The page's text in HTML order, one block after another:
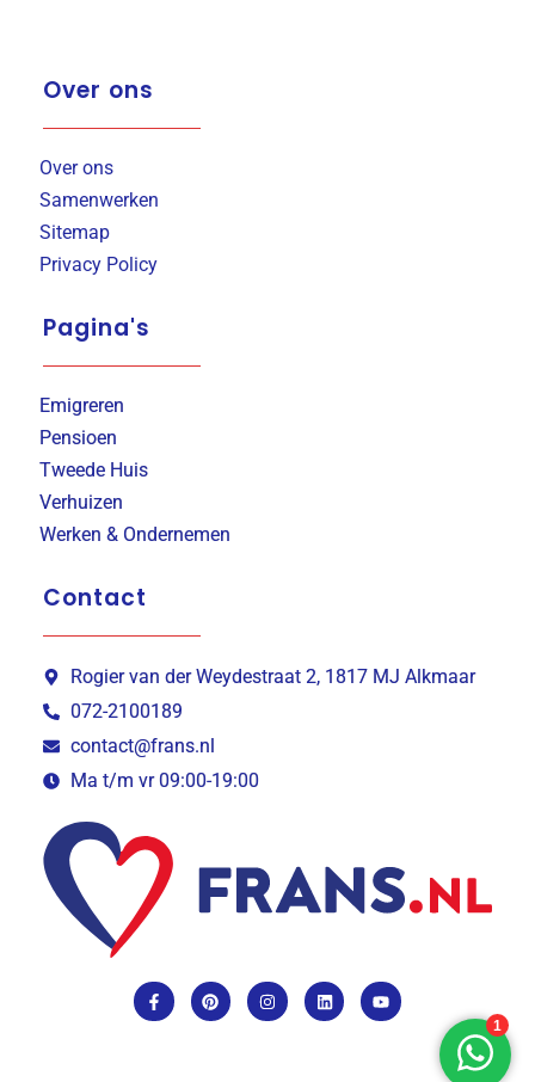
Over ons
Over ons
Samenwerken
Sitemap
Privacy Policy
Pagina's
Emigreren
Pensioen
Tweede Huis
Verhuizen
Werken & Ondernemen
Contact
Rogier van der Weydestraat 2, 1817 MJ Alkmaar
072-2100189
contact@frans.nl
Ma t/m vr 09:00-19:00